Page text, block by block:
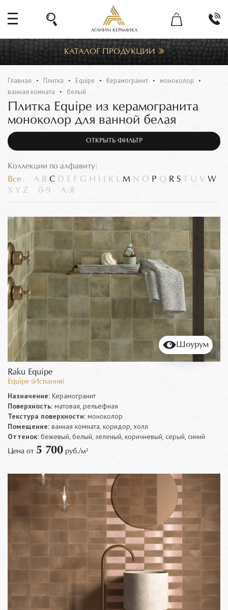
АГАНИМ КЕРАМИКА
КАТАЛОГ ПРОДУКЦИИ
Главная Плитка Equipe Керамогранит
моноколор
ванная комната
белый
Плитка Equipe из керамогранита
моноколор для ванной белая
ОТКРЫТЬ ФИЛЬТР
Коллекции по алфавиту:
Все A B C D E F G H K L M N O P Q R S U V W
X Y Z 0-9 А-Я
Шоурум
Raku Equipe
Equipe (Испания)
Назначение: Керамогранит
Поверхность: матовая, рельефная
Текстура поверхности: моноколор
Помещение: ванная комната, коридор, холл
Оттенок: бежевый, белый, зеленый, коричневый, серый, синий
Цена от 5 700 руб./м²